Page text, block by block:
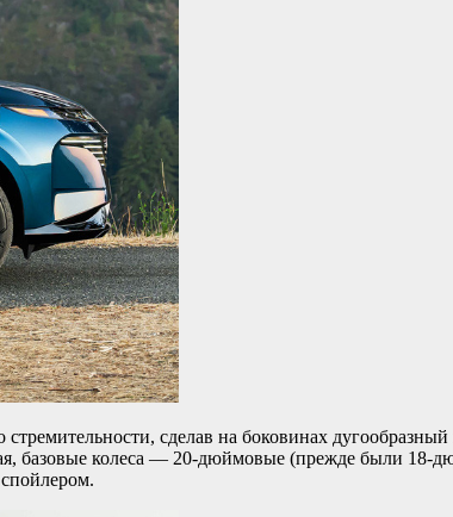
сделав на боковинах
базовые колеса — 20-дюймовые (прежде были 18-